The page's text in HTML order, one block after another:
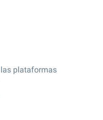
plataformas